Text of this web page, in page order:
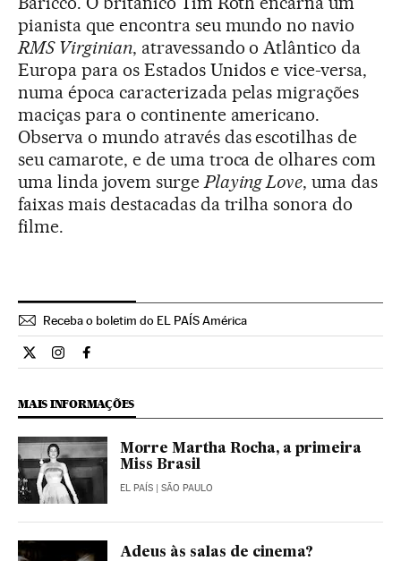
pianista que encontra seu mundo no navio
RMS Virginian, atravessando o Atlântico da
Europa para os Estados Unidos e vice-versa,
numa época caracterizada pelas migrações
maciças para o continente americano.
Observa o mundo através das escotilhas de
seu camarote, e de uma troca de olhares com
uma linda jovem surge Playing Love, uma das
faixas mais destacadas da trilha sonora do
filme.
Receba o boletim do EL PAÍS América
Internacional El País Brasil en Twitter
Internacional El País Brasil en Instagram
Internacional El País Brasil en Facebook
MAIS INFORMAÇÕES
Morre Martha Rocha, a primeira
Miss Brasil
EL PAÍS | SÃO PAULO
Adeus às salas de cinema?